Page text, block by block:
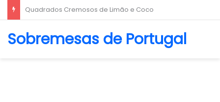
Biscoito Amanteigado
Sobremesas de Portugal